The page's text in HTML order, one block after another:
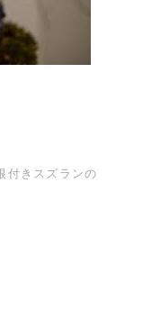
付きスズランの